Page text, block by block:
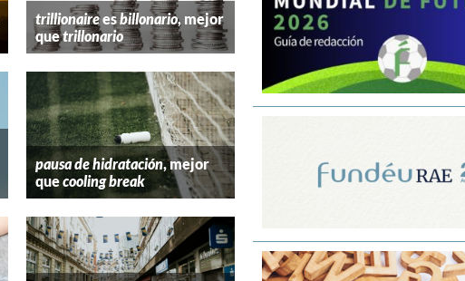
trillionaireesbillonario, mejor
quetrillonario
pausa de hidratación, mejor
quecooling break